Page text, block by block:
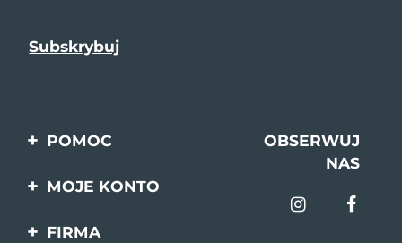
POMOC
Kontakt
OBSERWUJ
NAS
MOJE KONTO
FIRMA